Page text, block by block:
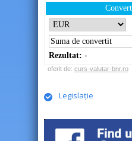
Rezultat: -
oferit de: curs-valutar-bnr.ro
Legislație